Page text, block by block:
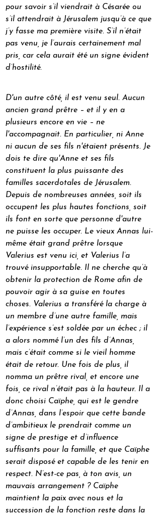
pour savoir s’il viendrait à Césarée ou
s’il attendrait à Jérusalem jusqu’à ce que
j’y fasse ma première visite. S’il n’était
pas venu, je l’aurais certainement mal
pris, car cela aurait été un signe évident
d’hostilité.
D'un autre côté, il est venu seul. Aucun
ancien grand prêtre – et il y en a
plusieurs encore en vie – ne
l'accompagnait. En particulier, ni Anne
ni aucun de ses fils n'étaient présents. Je
dois te dire qu'Anne et ses fils
constituent la plus puissante des
familles sacerdotales de Jérusalem.
Depuis de nombreuses années, soit ils
occupent les plus hautes fonctions, soit
ils font en sorte que personne d'autre
ne puisse les occuper. Le vieux Annas lui-
même était grand prêtre lorsque
Valerius est venu ici, et Valerius l’a
trouvé insupportable. Il ne cherche qu’à
obtenir la protection de Rome afin de
pouvoir agir à sa guise en toutes
choses. Valerius a transféré la charge à
un membre d’une autre famille, mais
l’expérience s’est soldée par un échec ; il
a alors nommé l’un des fils d’Annas,
mais c’était comme si le vieil homme
était de retour. Une fois de plus, il
nomma un prêtre rival, et encore une
fois, ce rival n’était pas à la hauteur. Il a
donc choisi Caïphe, qui est le gendre
d’Annas, dans l’espoir que cette bande
d’ambitieux le prendrait comme un
signe de prestige et d’influence
suffisants pour la famille, et que Caïphe
serait disposé et capable de les tenir en
respect. N’est-ce pas, à ton avis, un
mauvais arrangement ? Caïphe
maintient la paix avec nous et la
succession de la fonction reste dans la